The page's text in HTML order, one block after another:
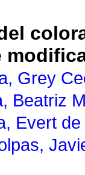
Grey
Beatriz
Evert